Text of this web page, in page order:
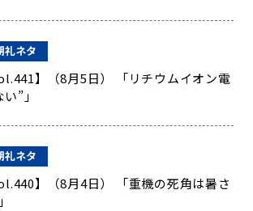
礼ネタ
】（8月5日） 「リチウムイオン電
”」
礼ネタ
】（8月4日） 「重機の死角は暑さ